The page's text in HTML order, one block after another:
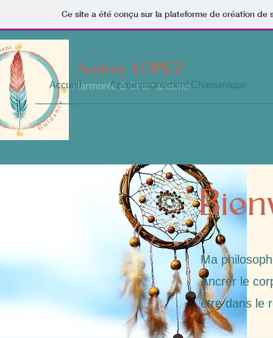
Ce site a été conçu sur la plateforme de création de
Audrey LOPEZ
Harmonie & Chamanisme
Accueil Accompagnement Chamanique
Ma
Ancrer le
être dans le